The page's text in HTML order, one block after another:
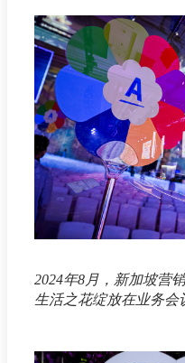
2024年8月，新加坡营
生活之花绽放在业务会